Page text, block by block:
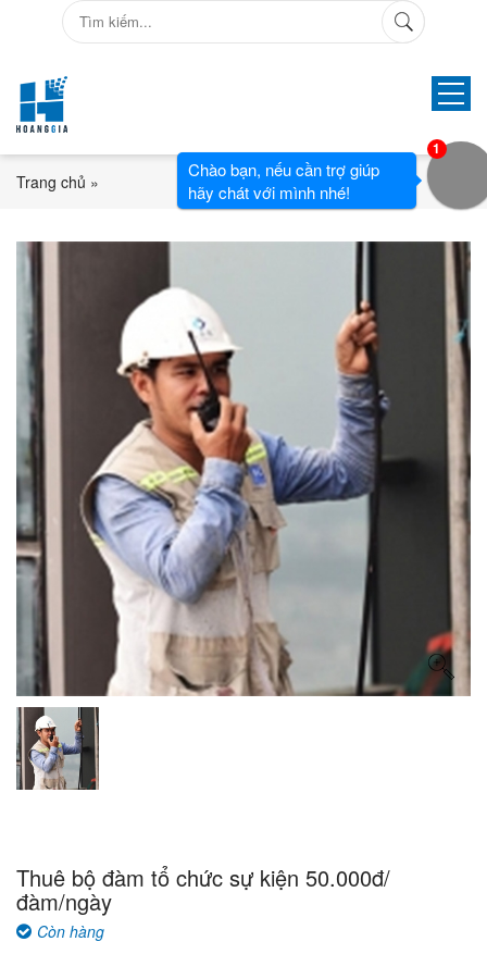
Trang chủ »
Thuê bộ đàm tổ chức sự kiện 50.000đ/
đàm/ngày
Còn hàng
Chào bạn, nếu cần trợ giúp
hãy chát với mình nhé!
1